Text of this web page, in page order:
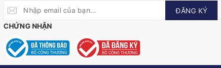
ĐĂNG KÝ
CHỨNG NHẬN